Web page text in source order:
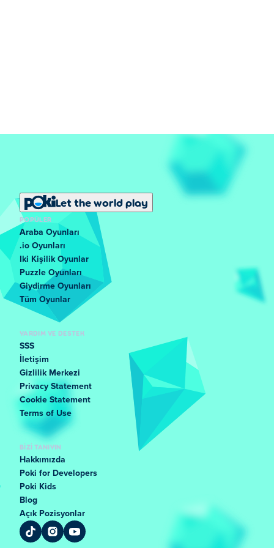
Let the world play
POPÜLER
Araba Oyunları
.io Oyunları
Iki Kişilik Oyunlar
Puzzle Oyunları
Giydirme Oyunları
Tüm Oyunlar
YARDIM VE DESTEK
SSS
İletişim
Gizlilik Merkezi
Privacy Statement
Cookie Statement
Terms of Use
BIZI TANIYIN
Hakkımızda
Poki for Developers
Poki Kids
Blog
Açık Pozisyonlar